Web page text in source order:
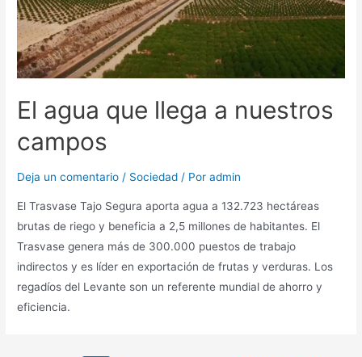
El agua que llega a nuestros
campos
Deja un comentario / Sociedad / Poradmin
El Trasvase Tajo Segura aporta agua a 132.723 hectáreas
brutas de riego y beneficia a 2,5 millones de habitantes. El
Trasvase genera más de 300.000 puestos de trabajo
indirectos y es líder en exportación de frutas y verduras. Los
regadíos del Levante son un referente mundial de ahorro y
eficiencia.